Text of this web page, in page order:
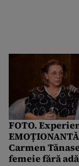
FOTO.
Carmen
femeie fără